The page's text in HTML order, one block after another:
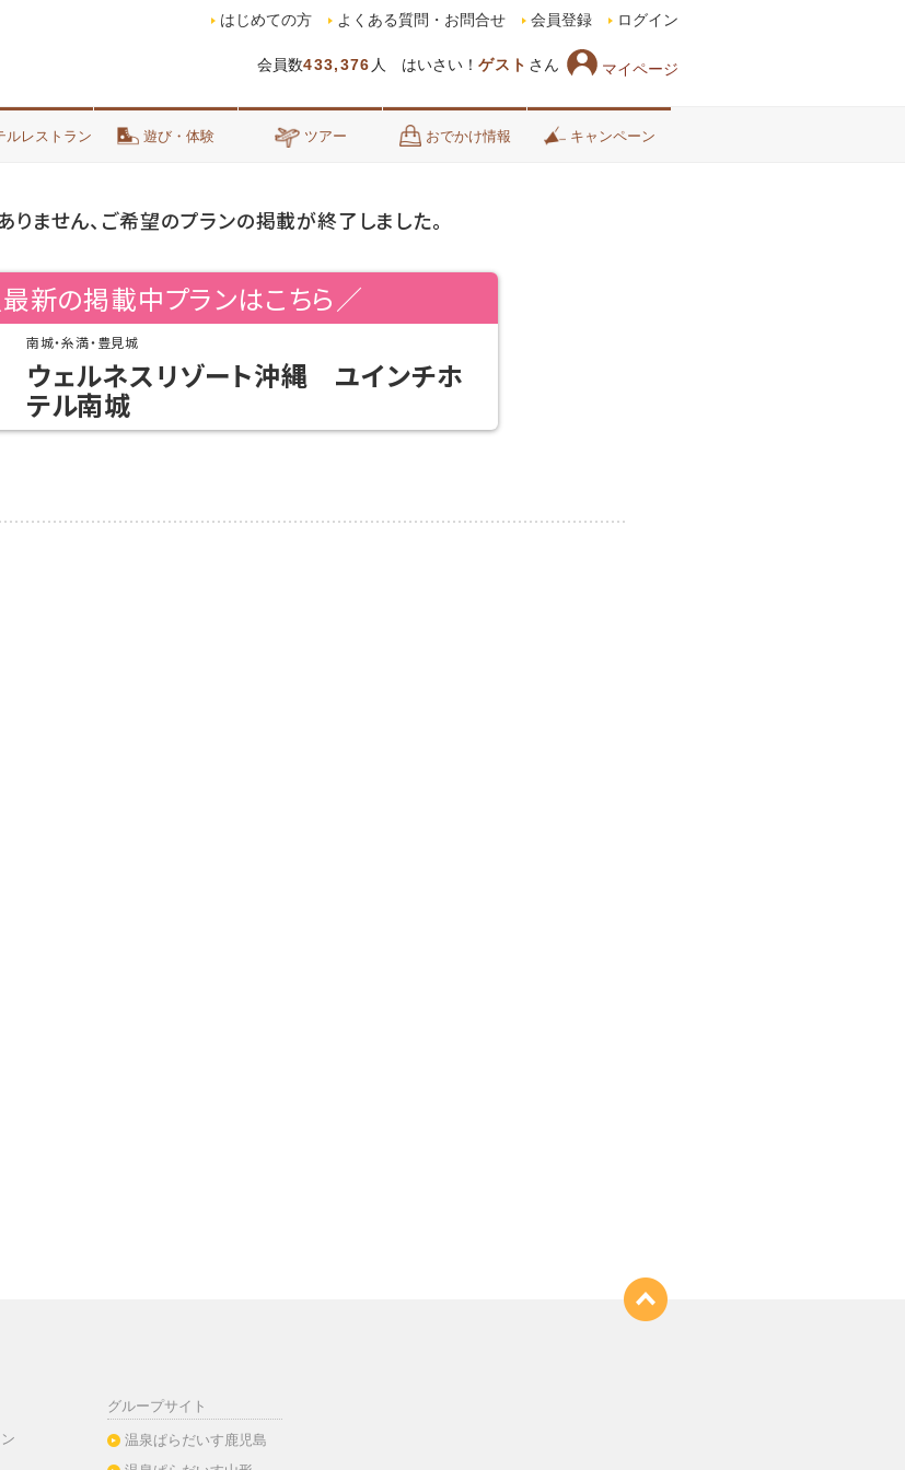
会員数433,376 人 はいさい！ ゲスト さん マイページ
はじめての方 よくある質問・お問合せ 会員登録 ログイン
ルレストラン 遊び・体験 ツアー おでかけ情報 キャンペーン
りません、ご希望のプランの掲載が終了しました。
新の掲載中プランはこちら／
南城・糸満・豊見城
ウェルネスリゾート沖縄 ユインチホ
テル南城
グループサイト
温泉ぱらだいす鹿児島